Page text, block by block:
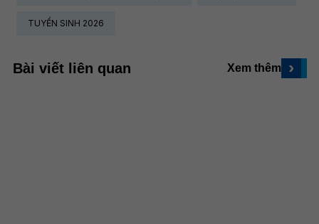
TUYỂN SINH 2026
Bài viết liên quan Xem thêm ›